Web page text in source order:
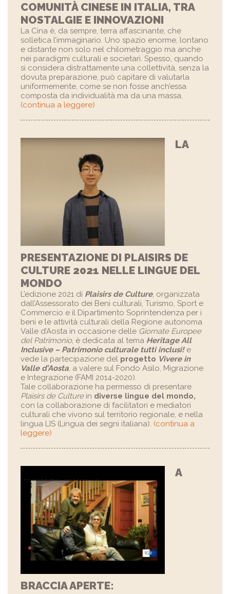
COMUNITÀ CINESE IN ITALIA, TRA
NOSTALGIE E INNOVAZIONI
La Cina è, da sempre, terra affascinante, che
solletica l’immaginario. Uno spazio enorme, lontano
e distante non solo nel chilometraggio ma anche
nei paradigmi culturali e societari. Spesso, quando
si considera distrattamente una collettività, senza la
dovuta preparazione, può capitare di valutarla
uniformemente, come se non fosse anch’essa
composta da individualità ma da una massa.
(continua a leggere)
LA
PRESENTAZIONE DI PLAISIRS DE
CULTURE 2021 NELLE LINGUE DEL
MONDO
L’edizione 2021 di Plaisirs de Culture, organizzata
dall’Assessorato dei Beni culturali, Turismo, Sport e
Commercio e il Dipartimento Soprintendenza per i
beni e le attività culturali della Regione autonoma
Valle d’Aosta in occasione delle Giornate Europee
del Patrimonio, è dedicata al tema Heritage All
Inclusive – Patrimonio culturale tutti inclusi! e
vede la partecipazione del progetto Vivere in
Valle d’Aosta, a valere sul Fondo Asilo, Migrazione
e Integrazione (FAMI 2014-2020).
Tale collaborazione ha permesso di presentare
Plaisirs de Culturein diverse lingue del mondo,
con la collaborazione di facilitatori e mediatori
culturali che vivono sul territorio regionale, e nella
lingua LIS (Lingua dei segni italiana). (continua a
leggere)
A
BRACCIA APERTE: